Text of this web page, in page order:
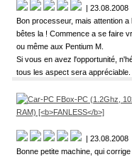
| 23.08.2008
Bon processeur, mais attention
bêtes la ! Commence a se faire
ou même aux Pentium M.
Si vous en avez l'opportunité,
tous les aspect sera appréciable.
| 23.08.2008
Bonne petite machine, qui